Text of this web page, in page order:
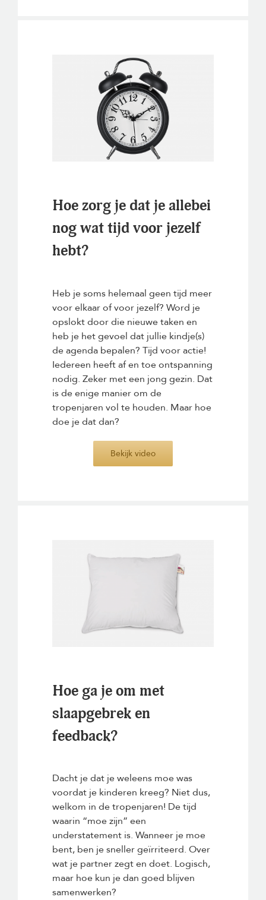
Hoe zorg je dat je allebei
nog wat tijd voor jezelf
hebt?
Heb je soms helemaal geen tijd meer
voor elkaar of voor jezelf? Word je
opslokt door die nieuwe taken en
heb je het gevoel dat jullie kindje(s)
de agenda bepalen? Tijd voor actie!
Iedereen heeft af en toe ontspanning
nodig. Zeker met een jong gezin. Dat
is de enige manier om de
tropenjaren vol te houden. Maar hoe
doe je dat dan?
Bekijk video
Hoe ga je om met
slaapgebrek en
feedback?
Dacht je dat je weleens moe was
voordat je kinderen kreeg? Niet dus,
welkom in de tropenjaren! De tijd
waarin “moe zijn” een
understatement is. Wanneer je moe
bent, ben je sneller geïrriteerd. Over
wat je partner zegt en doet. Logisch,
maar hoe kun je dan goed blijven
samenwerken?